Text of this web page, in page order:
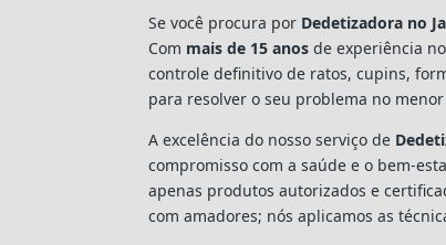
Se você procura por Dedetizadora no
Com mais de 15 anos de experiência
controle definitivo de ratos, cupins,
para resolver o seu problema no
A excelência do nosso serviço de
compromisso com a saúde e o bem-
apenas produtos autorizados e
com amadores; nós aplicamos as